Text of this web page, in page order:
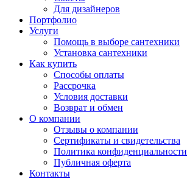
Для дизайнеров
Портфолио
Услуги
Помощь в выборе сантехники
Установка сантехники
Как купить
Способы оплаты
Рассрочка
Условия доставки
Возврат и обмен
О компании
Отзывы о компании
Сертификаты и свидетельства
Политика конфиденциальности
Публичная оферта
Контакты